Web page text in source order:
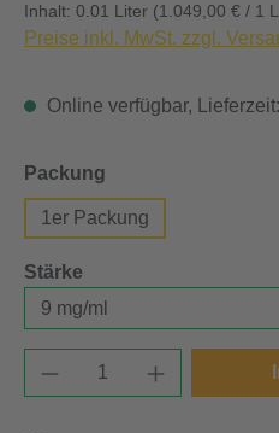
Inhalt: 0.01 Liter (1.049,00 € / 1
Preise inkl. MwSt. zzgl.
Online verfügbar,
Packung
1er Packung
Stärke
Produkt Anzahl: Gib